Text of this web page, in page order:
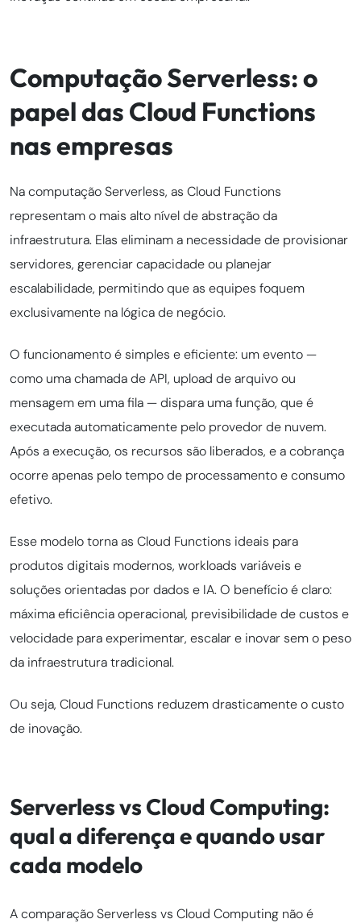
Computação Serverless: o
papel das Cloud Functions
nas empresas
Na computação Serverless, as Cloud Functions
representam o mais alto nível de abstração da
infraestrutura. Elas eliminam a necessidade de provisionar
servidores, gerenciar capacidade ou planejar
escalabilidade, permitindo que as equipes foquem
exclusivamente na lógica de negócio.
O funcionamento é simples e eficiente: um evento —
como uma chamada de API, upload de arquivo ou
mensagem em uma fila — dispara uma função, que é
executada automaticamente pelo provedor de nuvem.
Após a execução, os recursos são liberados, e a cobrança
ocorre apenas pelo tempo de processamento e consumo
efetivo.
Esse modelo torna as Cloud Functions ideais para
produtos digitais modernos, workloads variáveis e
soluções orientadas por dados e IA. O benefício é claro:
máxima eficiência operacional, previsibilidade de custos e
velocidade para experimentar, escalar e inovar sem o peso
da infraestrutura tradicional.
Ou seja, Cloud Functions reduzem drasticamente o custo
de inovação.
Serverless vs Cloud Computing:
qual a diferença e quando usar
cada modelo
A comparação Serverless vs Cloud Computing não é